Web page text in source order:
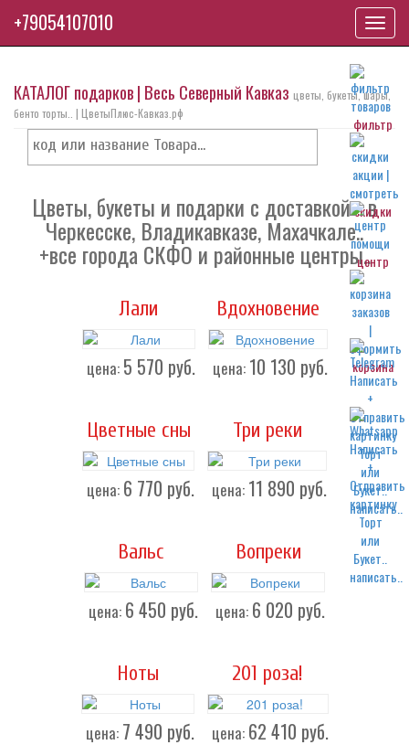
фильтр
скидки
центр
корзина
написать..
написать..
КАТАЛОГ подарков | Весь Северный Кавказ цветы, букеты, шары,
бенто торты.. | ЦветыПлюс-Кавказ.рф
Цветы, букеты и подарки с доставкой - в
Черкесске, Владикавказе, Махачкале..
+все города СКФО и районные центры..
Лали
цена: 5 570 руб.
Вдохновение
цена: 10 130 руб.
Цветные сны
цена: 6 770 руб.
Три реки
цена: 11 890 руб.
Вальс
цена: 6 450 руб.
Вопреки
цена: 6 020 руб.
Ноты
цена: 7 490 руб.
201 роза!
цена: 62 410 руб.
+79054107010